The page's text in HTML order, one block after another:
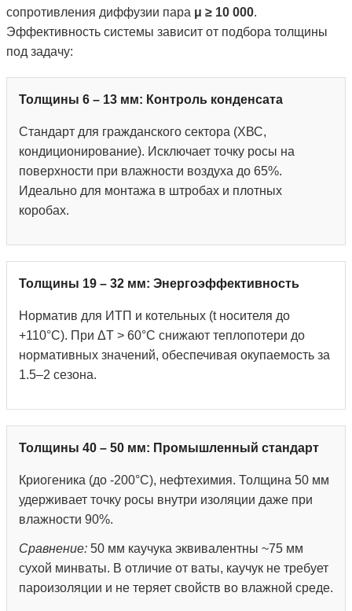
сопротивления диффузии пара μ ≥ 10 000.
Эффективность системы зависит от подбора толщины
под задачу:
Толщины 6 – 13 мм: Контроль конденсата
Стандарт для гражданского сектора (ХВС,
кондиционирование). Исключает точку росы на
поверхности при влажности воздуха до 65%.
Идеально для монтажа в штробах и плотных
коробах.
Толщины 19 – 32 мм: Энергоэффективность
Норматив для ИТП и котельных (t носителя до
+110°С). При ΔT > 60°C снижают теплопотери до
нормативных значений, обеспечивая окупаемость за
1.5–2 сезона.
Толщины 40 – 50 мм: Промышленный стандарт
Криогеника (до -200°С), нефтехимия. Толщина 50 мм
удерживает точку росы внутри изоляции даже при
влажности 90%.
Сравнение: 50 мм каучука эквивалентны ~75 мм
сухой минваты. В отличие от ваты, каучук не требует
пароизоляции и не теряет свойств во влажной среде.